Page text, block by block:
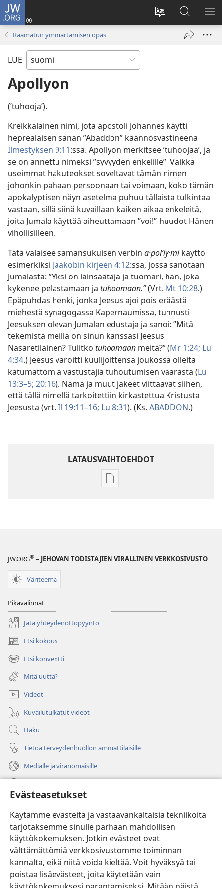
Evästeasetukset
Käytämme evästeitä ja vastaavankaltaisia tekniikoita
tarjotaksemme sinulle parhaan mahdollisen
käyttökokemuksen. Jotkin evästeet ovat
välttämättömiä verkkosivustomme toiminnan
kannalta, eikä niitä voida kieltää. Voit hyväksyä tai
poistaa lisäevästeet, joita käytetään vain
JW.ORG
Vaihda
sivuston
Kirjaudu
(avaa
Hae
JW.ORG-
sivustolta
Raamatun ymmärtämisen opas
LUE
Apollyon
(’tuhooja’).
Kreikkalainen nimi, jota apostoli Johannes käytti
heprealaisen sanan ”Abaddon” käännösvastineena
Ilmestyksen 9:11:ssä. Apollyon merkitsee ’tuhoojaa’, ja
se on annettu nimeksi ”syvyyden enkelille”. Vaikka
useimmat hakuteokset soveltavat tämän nimen
johonkin pahaan persoonaan tai voimaan, koko tämän
apokalyptisen näyn asetelma puhuu tällaista tulkintaa
vastaan, sillä siinä kuvaillaan kaiken aikaa enkeleitä,
joita Jumala käyttää aiheuttamaan ”voi!”-huudot Hänen
vihollisilleen.
Tätä valaisee samansukuisen verbin a·polʹly·mikäyttö
esimerkiksi Jaakobin kirjeen 4:12:ssa, jossa sanotaan
Jumalasta: ”Yksi on lainsäätäjä ja tuomari, hän, joka
kykenee pelastamaan ja tuhoamaan.”(Vrt. Mt 10:28.)
Epäpuhdas henki, jonka Jeesus ajoi pois eräästä
miehestä synagogassa Kapernaumissa, tunnusti
Jeesuksen olevan Jumalan edustaja ja sanoi: ”Mitä
tekemistä meillä on sinun kanssasi Jeesus
Nasaretilainen? Tulitko tuhoamaan meitä?” (Mr 1:24; Lu
4:34.) Jeesus varoitti kuulijoittensa joukossa olleita
katumattomia vastustajia tuhoutumisen vaarasta (Lu
13:3–5; 20:16). Nämä ja muut jakeet viittaavat siihen,
että tällä nimellä tarkoitettiin kirkastettua Kristusta
Jeesusta (vrt. Il 19:11–16; Lu 8:31). (Ks. ABADDON.)
LATAUSVAIHTOEHDOT
Julkaisujen
JW.ORG® – JEHOVAN TODISTAJIEN VIRALLINEN VERKKOSIVUSTO
Väriteema
Pikavalinnat
Jätä yhteydenottopyyntö
Etsi kokous
(avaa
uuden
ikkunan)
Etsi konventti
(avaa
uuden
ikkunan)
Mitä uutta?
Videot
Kuvailutulkatut videot
Haku
Tietoa terveydenhuollon ammattilaisille
Medialle ja viranomaisille
(avaa
uuden
ikkunan)Vartiotornin VERKKOKIRJASTO
(avaa
uuden
ikkunan)JW Hub ®
(avaa
uuden
ikkunan)
®